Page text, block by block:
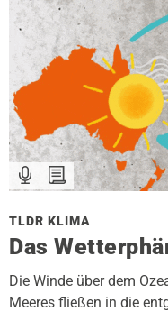
TLDR KLIMA
Das
Die Winde über dem
Meeres fließen in die